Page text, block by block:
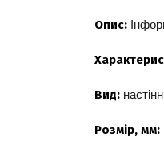
Опис:
Вид:
Розмір, мм: